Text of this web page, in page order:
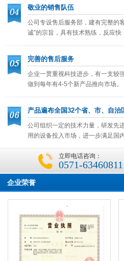
敬业的销售队伍
公司专设售后服务部，建有完整的
诚”的宗旨，具有技术熟练，反应快
完善的售后服务
企业一贯重视科技进步，有一支较
做到每年有4-5个新产品推向市场。
产品遍布全国32个省、市、自治
公司组织一定的技术力量，研发先
用的设备投入市场，进一步满足国
立即电话咨询：
0571-63460811
企业荣誉